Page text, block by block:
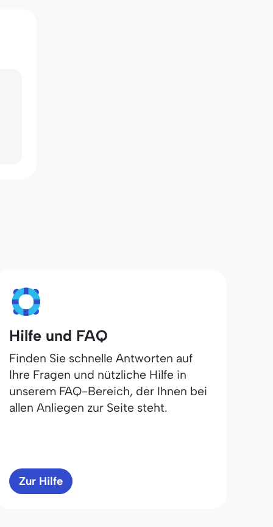
Hilfe und FAQ
Finden Sie schnelle Antworten auf
Ihre Fragen und nützliche Hilfe in
unserem FAQ-Bereich, der Ihnen bei
allen Anliegen zur Seite steht.
Zur Hilfe